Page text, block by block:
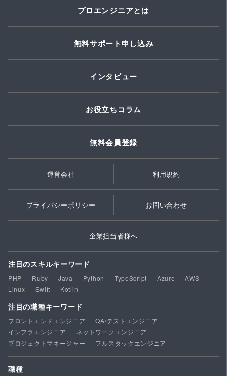
プロエンジニアとは
無料サポート申し込み
インタビュー
お役立ちコラム
無料会員登録
運営会社 利用規約
プライバシーポリシー お問い合わせ
企業担当者様へ
注目のスキルキーワード
PHP Ruby Java Python TypeScript Azure
AWS
Linux
Swift Kotlin
注目の職種キーワード
フロントエンドエンジニア
QA/テストエンジニア
インフラエンジニア
ネットワークエンジニア
プロジェクトマネージャー
フルスタックエンジニア
職種